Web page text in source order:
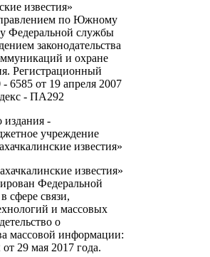
известия»
по Южному
Федеральной службы
законодательства
и охране
Регистрационный
от 19 апреля 2007
- ПА292
издания -
учреждение
известия»
известия»
Федеральной
сфере связи,
и массовых
о
массовой информации:
29 мая 2017 года.